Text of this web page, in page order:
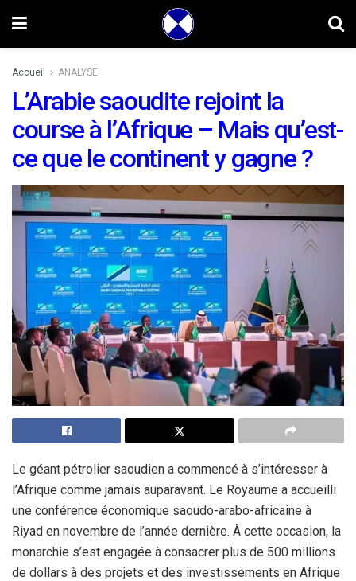
Accueil ANALYSE
L’Arabie saoudite rejoint la
course à l’Afrique – Mais qu’est-
ce que le continent y gagne ?
Le géant pétrolier saoudien a commencé à s’intéresser à
l’Afrique comme jamais auparavant. Le Royaume a accueilli
une conférence économique saoudo-arabo-africaine à
Riyad en novembre de l’année dernière. À cette occasion, la
monarchie s’est engagée à consacrer plus de 500 millions
de dollars à des projets et des investissements en Afrique